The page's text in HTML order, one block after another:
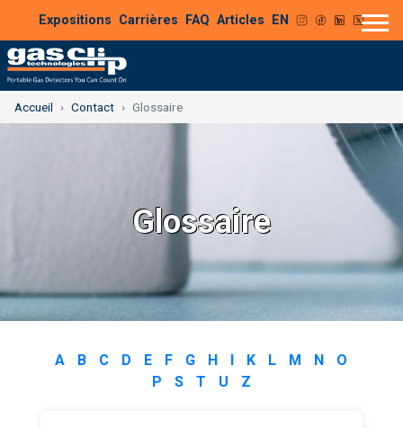
Expositions Carrières FAQ Articles EN
Accueil Contact Glossaire
Glossaire
A B C D E F G H I K L M N
O
P
S T U Z